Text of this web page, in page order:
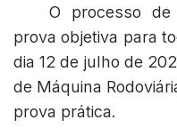
O processo
prova objetiva para
dia 12 de julho de
de Máquina
prova prática.